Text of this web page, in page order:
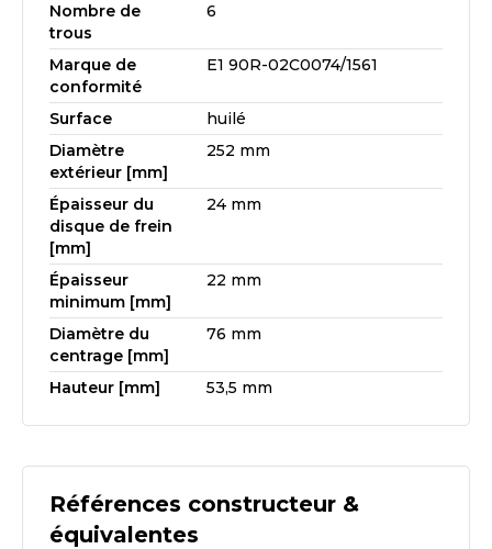
Nombre de
trous
6
Marque de
conformité
E1 90R-02C0074/1561
Surface
huilé
Diamètre
extérieur [mm]
252 mm
Épaisseur du
disque de frein
[mm]
24 mm
Épaisseur
minimum [mm]
22 mm
Diamètre du
centrage [mm]
76 mm
Hauteur [mm] 53,5 mm
Références constructeur &
équivalentes